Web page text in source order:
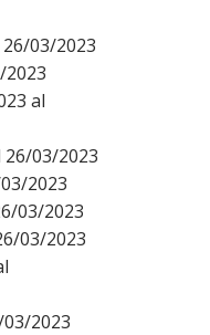
03/2023
2023
al
26/03/2023
2023
03/2023
03/2023
2023